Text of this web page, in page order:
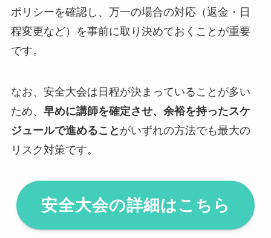
ポリシーを確認し、万一の場合の対応（返金・日
程変更など）を事前に取り決めておくことが重要
です。
なお、安全大会は日程が決まっていることが多い
ため、 早めに講師を確定させ、余裕を持ったスケ
ジュールで進めること がいずれの方法でも最大の
リスク対策です。
安全大会の詳細はこちら